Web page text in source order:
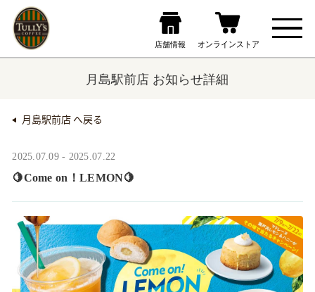
月島駅前店 お知らせ詳細
月島駅前店 へ戻る
2025.07.09 - 2025.07.22
🍋Come on！LEMON🍋